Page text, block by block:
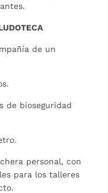
de un
de bioseguridad
personal, con
para los talleres